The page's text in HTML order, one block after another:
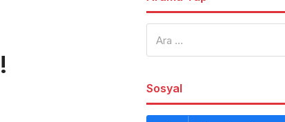
Sosyal